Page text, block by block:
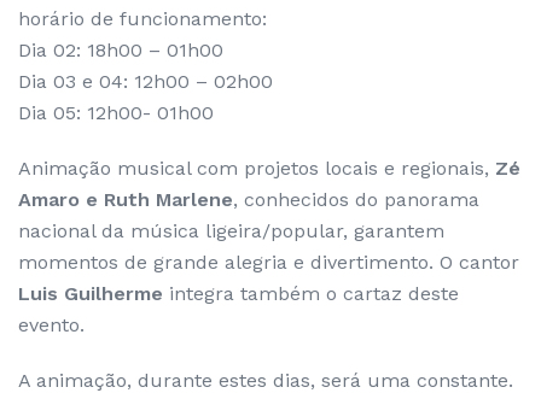
horário de funcionamento:
Dia 02: 18h00 – 01h00
Dia 03 e 04: 12h00 – 02h00
Dia 05: 12h00- 01h00
Animação musical com projetos locais e regionais, Zé
Amaro e Ruth Marlene, conhecidos do panorama
nacional da música ligeira/popular, garantem
momentos de grande alegria e divertimento. O cantor
Luis Guilherme integra também o cartaz deste
evento.
A animação, durante estes dias, será uma constante.